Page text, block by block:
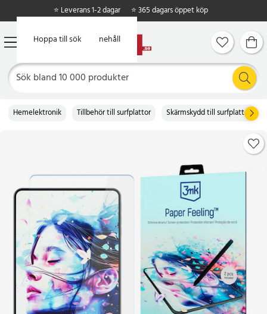
Hoppa till huvudinnehåll
Hoppa till sök
⭐ Leverans 1-2 dagar ⭐ 365 dagars öppet köp
Hemelektronik Tillbehör till surfplattor Skärmskydd till surfplattor